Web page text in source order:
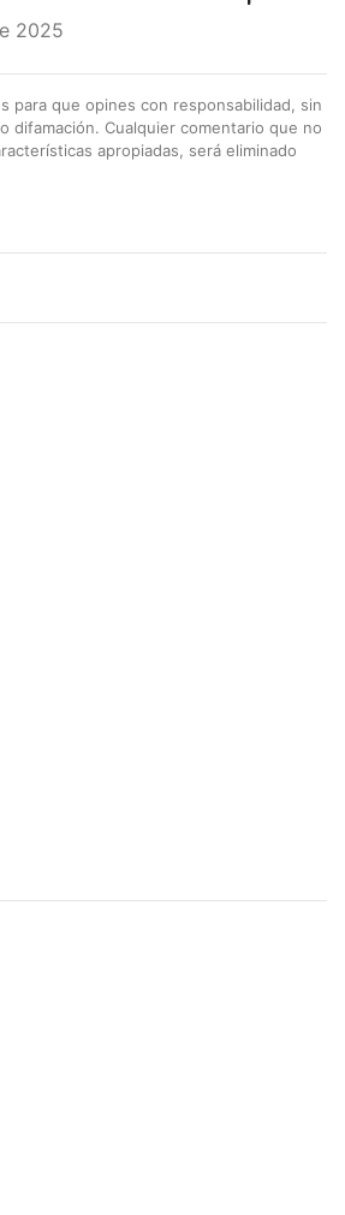
2025
para que opines con responsabilidad, sin
difamación. Cualquier comentario que no
apropiadas, será eliminado